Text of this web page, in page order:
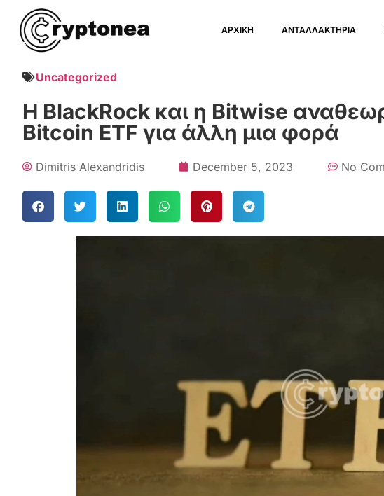
ΑΡΧΙΚΗ ΑΝΤΑΛΛΑΚΤΗΡΙΑ
Uncategorized
Η BlackRock και η Bitwise
Bitcoin ETF για άλλη μια φορά
Dimitris Alexandridis December 5, 2023 No